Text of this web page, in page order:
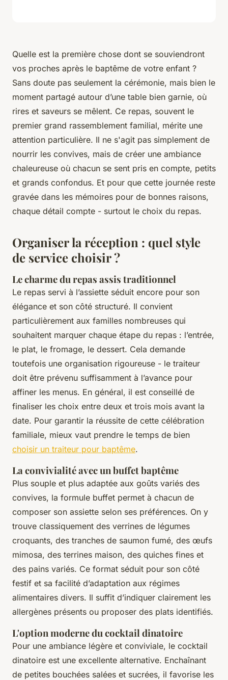
Quelle est la première chose dont se souviendront
vos proches après le baptême de votre enfant ?
Sans doute pas seulement la cérémonie, mais bien le
moment partagé autour d’une table bien garnie, où
rires et saveurs se mêlent. Ce repas, souvent le
premier grand rassemblement familial, mérite une
attention particulière. Il ne s'agit pas simplement de
nourrir les convives, mais de créer une ambiance
chaleureuse où chacun se sent pris en compte, petits
et grands confondus. Et pour que cette journée reste
gravée dans les mémoires pour de bonnes raisons,
chaque détail compte - surtout le choix du repas.
Organiser la réception : quel style
de service choisir ?
Le charme du repas assis traditionnel
Le repas servi à l’assiette séduit encore pour son
élégance et son côté structuré. Il convient
particulièrement aux familles nombreuses qui
souhaitent marquer chaque étape du repas : l’entrée,
le plat, le fromage, le dessert. Cela demande
toutefois une organisation rigoureuse - le traiteur
doit être prévenu suffisamment à l’avance pour
affiner les menus. En général, il est conseillé de
finaliser les choix entre deux et trois mois avant la
date. Pour garantir la réussite de cette célébration
familiale, mieux vaut prendre le temps de bien
choisir un traiteur pour baptême.
La convivialité avec un buffet baptême
Plus souple et plus adaptée aux goûts variés des
convives, la formule buffet permet à chacun de
composer son assiette selon ses préférences. On y
trouve classiquement des verrines de légumes
croquants, des tranches de saumon fumé, des œufs
mimosa, des terrines maison, des quiches fines et
des pains variés. Ce format séduit pour son côté
festif et sa facilité d’adaptation aux régimes
alimentaires divers. Il suffit d’indiquer clairement les
allergènes présents ou proposer des plats identifiés.
L'option moderne du cocktail dinatoire
Pour une ambiance légère et conviviale, le cocktail
dinatoire est une excellente alternative. Enchaînant
de petites bouchées salées et sucrées, il favorise les